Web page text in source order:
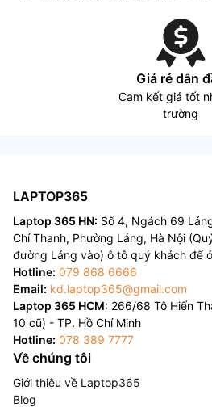
Giá rẻ dẫn
Cam kết giá tốt
trường
LAPTOP365
Laptop 365 HN: Số 4, Ngách 69
Chí Thanh, Phường Láng, Hà Nội
đường Láng vào) ô tô quý khách để
Hotline: 079 868 6666
Email: kd.laptop365@gmail.com
Laptop 365 HCM: 266/68 Tô Hiến
10 cũ) - TP. Hồ Chí Minh
Hotline: 078 389 7777
Về chúng tôi
Giới thiệu về Laptop365
Blog